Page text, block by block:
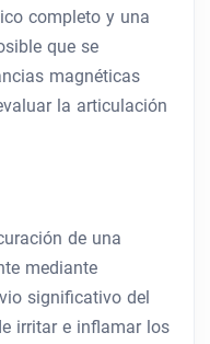
completo y una
que se
magnéticas
la articulación
de una
mediante
significativo del
irritar e inflamar los